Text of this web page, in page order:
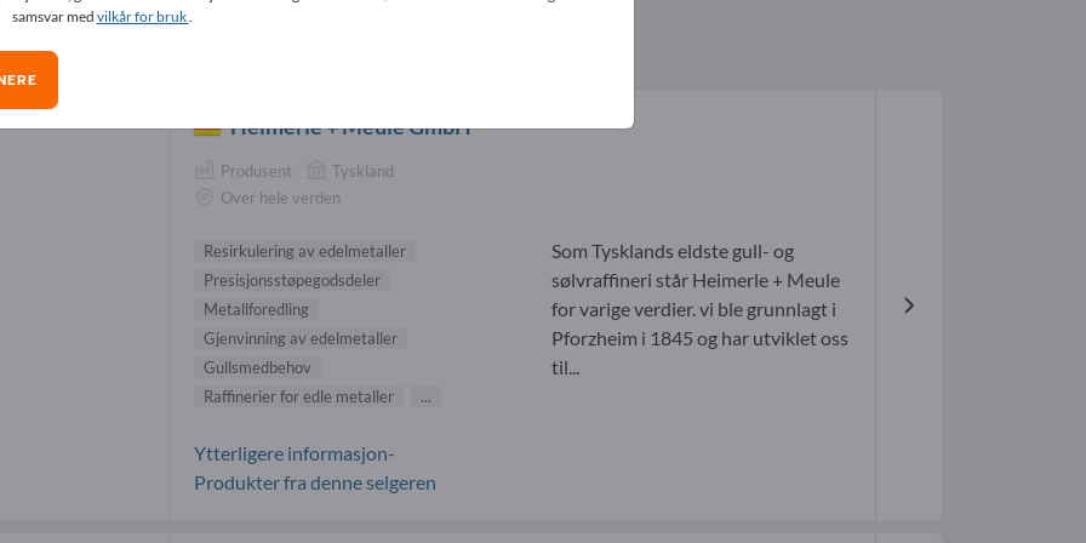
for banker-leverandører (10)
Heimerle + Meule GmbH
Produsent
Tyskland
Over hele verden
Resirkulering av edelmetaller
Presisjonsstøpegodsdeler
Metallforedling
Gjenvinning av edelmetaller
Gullsmedbehov
Raffinerier for edle metaller
...
Som Tysklands eldste gull- og
sølvraffineri står Heimerle + Meule
for varige verdier. vi ble grunnlagt i
Pforzheim i 1845 og har utviklet oss
til...
Ytterligere informasjon-
Produkter fra denne selgeren
samsvar med vilkår for bruk.